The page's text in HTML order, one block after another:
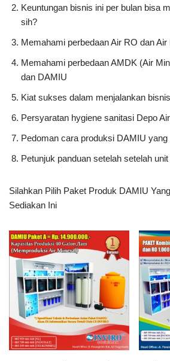
Keuntungan bisnis ini per bulan bisa
sih?
Memahami perbedaan Air RO dan Air
Memahami perbedaan AMDK (Air
dan DAMIU
Kiat sukses dalam menjalankan
Persyaratan hygiene sanitasi Depo
Pedoman cara produksi DAMIU yang
Petunjuk panduan setelah setelah
Silahkan Pilih Paket Produk DAMIU
Sediakan Ini